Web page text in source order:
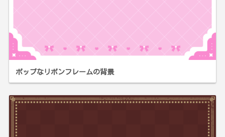
ポップなリボンフレームの背景